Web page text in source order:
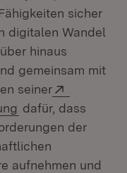
sicher
digitalen Wandel
hinaus
gemeinsam mit
seiner
(Öffnet in neuem
dafür, dass
der
aufnehmen und